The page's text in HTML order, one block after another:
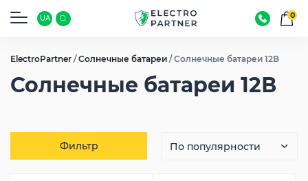
UA 0
ElectroPartner /Солнечные батареи /Солнечные батареи 12В
Солнечные батареи 12В
Фильтр